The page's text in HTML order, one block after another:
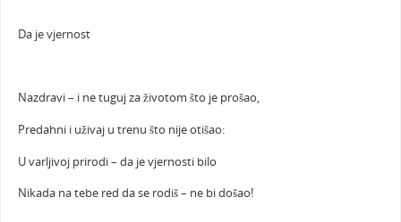
Da je vjernost
Nazdravi – i ne tuguj za životom što je prošao,
Predahni i uživaj u trenu što nije otišao:
U varljivoj prirodi – da je vjernosti bilo
Nikada na tebe red da se rodiš – ne bi došao!